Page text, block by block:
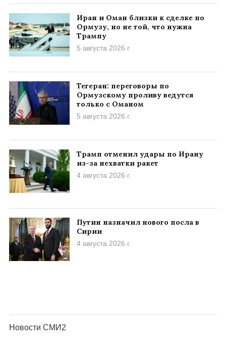
Иран и Оман близки к сделке по
Ормузу, но не той, что нужна
Трампу
5 августа 2026 г.
Тегеран: переговоры по
Ормузскому проливу ведутся
только с Оманом
5 августа 2026 г.
Трамп отменил удары по Ирану
из-за нехватки ракет
4 августа 2026 г.
Путин назначил нового посла в
Сирии
4 августа 2026 г.